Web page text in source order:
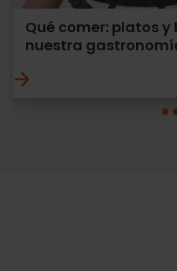
Qué comer: platos y
nuestra